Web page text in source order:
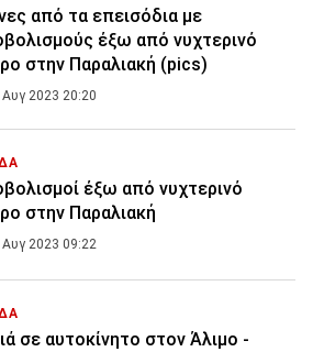
από τα επεισόδια με
έξω από νυχτερινό
στην Παραλιακή (pics)
Αυγ 2023 20:20
έξω από νυχτερινό
στην Παραλιακή
Αυγ 2023 09:22
σε αυτοκίνητο στον Άλιμο -